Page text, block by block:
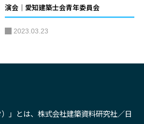
演会｜愛知建築士会青年委員会
2023.03.23
）」とは、株式会社建築資料研究社／日